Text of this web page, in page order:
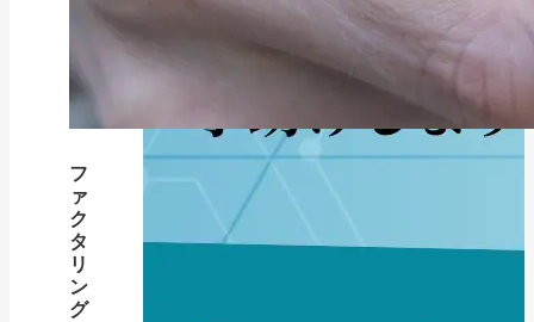
フ
ァ
ク
タ
リ
ン
グ